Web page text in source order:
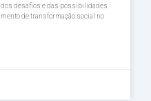
desafios e das possibilidades
de transformação social no